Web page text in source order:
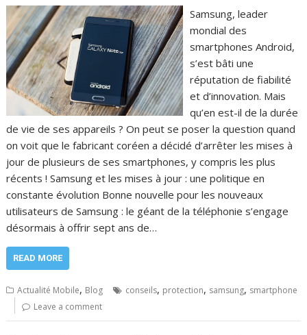
Samsung, leader
mondial des
smartphones Android,
s’est bâti une
réputation de fiabilité
et d’innovation. Mais
qu’en est-il de la durée
de vie de ses appareils ? On peut se poser la question quand
on voit que le fabricant coréen a décidé d’arrêter les mises à
jour de plusieurs de ses smartphones, y compris les plus
récents ! Samsung et les mises à jour : une politique en
constante évolution Bonne nouvelle pour les nouveaux
utilisateurs de Samsung : le géant de la téléphonie s’engage
désormais à offrir sept ans de…
READ MORE
Actualité Mobile, Blog conseils, protection, samsung, smartphone
Leave a comment